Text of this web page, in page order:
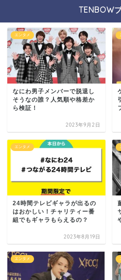
TENBOW
エンタメ
なにわ男子メンバーで脱退し
そうなの誰？人気順や格差か
ら検証！
2023年9月2日
エンタメ
24時間テレビギャラが出るの
はおかしい！チャリティー番
組でもギャラもらえるの？
2023年8月19日
エンタメ